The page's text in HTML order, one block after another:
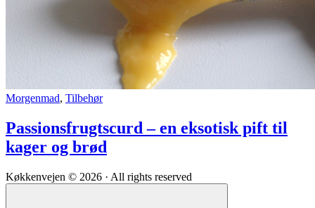
Passionsfrugtscurd
en
eksotisk
pift
kager
og
Morgenmad, Tilbehør
Passionsfrugtscurd – en eksotisk pift til
kager og brød
Køkkenvejen © 2026 · All rights reserved